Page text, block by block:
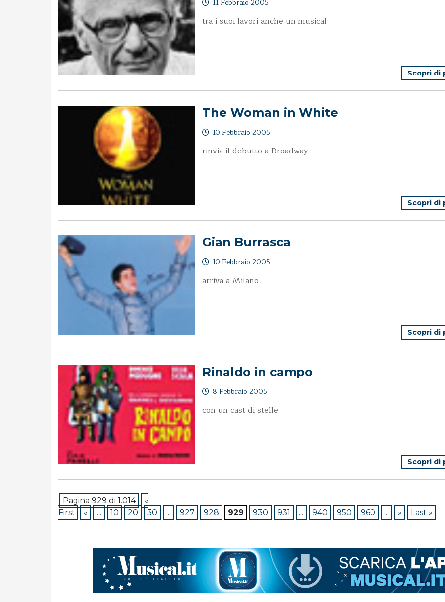
11 Febbraio 2005
tra i suoi lavori anche un musical
Scopri di
The Woman in White
10 Febbraio 2005
rinvia il debutto a Broadway
Scopri di
Gian Burrasca
10 Febbraio 2005
arriva a Milano
Scopri di
Rinaldo in campo
8 Febbraio 2005
con un cast di stelle
Scopri di
Pagina 929 di 1.014
«
First
« ... 10 20 30 ... 927 928 929 930 931 ... 940 950 960 ... » Last »